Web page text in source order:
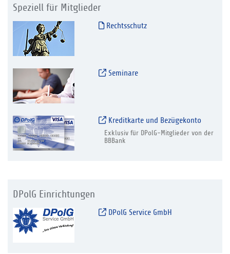
Speziell für Mitglieder
Rechtsschutz
Seminare
Kreditkarte und Bezügekonto
Exklusiv für DPolG-Mitglieder von der
BBBank
DPolG Einrichtungen
DPolG Service GmbH